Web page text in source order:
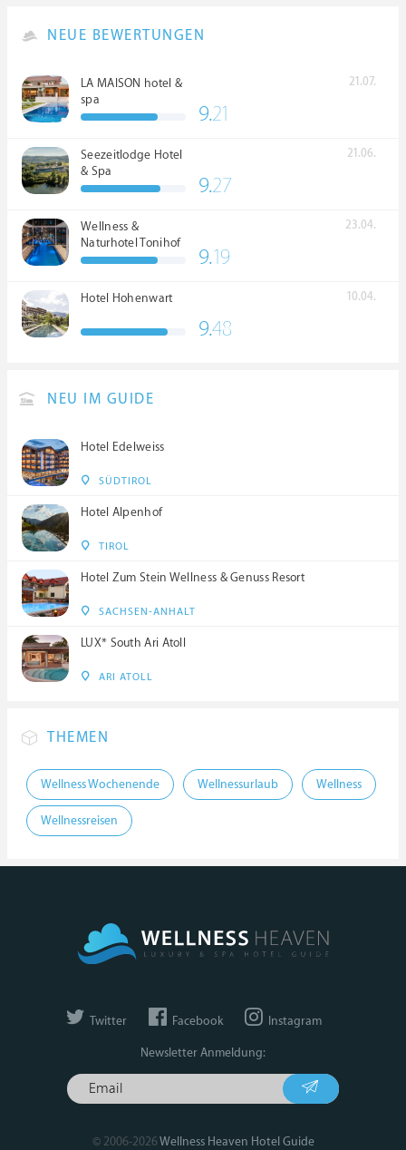
NEUE BEWERTUNGEN
LA MAISON hotel &
spa
21.07.
9.21
Seezeitlodge Hotel
& Spa
21.06.
9.27
Wellness &
Naturhotel Tonihof
****S
23.04.
9.19
Hotel Hohenwart 10.04.
9.48
NEU IM GUIDE
Hotel Edelweiss
SÜDTIROL
Hotel Alpenhof
TIROL
Hotel Zum Stein Wellness & Genuss Resort
SACHSEN-ANHALT
LUX* South Ari Atoll
ARI ATOLL
THEMEN
Wellness Wochenende Wellnessurlaub Wellness
Wellnessreisen
Twitter Facebook Instagram
Newsletter Anmeldung:
© 2006-2026Wellness Heaven Hotel Guide